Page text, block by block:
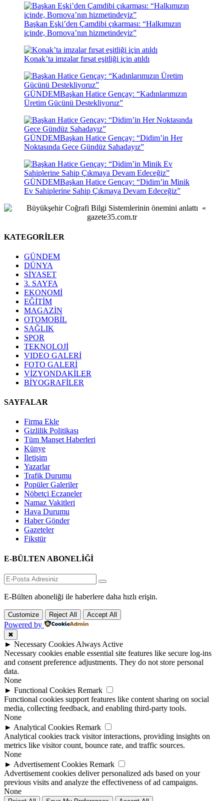
Başkan Eşki’den Çamdibi çıkarması: “Halkımızın
içinde, Bornova’nın hizmetindeyiz”
Konak’ta imzalar fırsat eşitliği için atıldı
GÜNDEMBaşkan Hatice Gençay: “Kadınlarımızın
Üretim Gücünü Destekliyoruz”
GÜNDEMBaşkan Hatice Gençay: “Didim’in Her
Noktasında Gece Gündüz Sahadayız”
GÜNDEMBaşkan Hatice Gençay: “Didim’in Minik
Ev Sahiplerine Sahip Çıkmaya Devam Edeceğiz”
KATEGORİLER
GÜNDEM
DÜNYA
SİYASET
3. SAYFA
EKONOMİ
EĞİTİM
MAGAZİN
OTOMOBİL
SAĞLIK
SPOR
TEKNOLOJİ
VIDEO GALERİ
FOTO GALERİ
VİZYONDAKİLER
BİYOGRAFİLER
SAYFALAR
Firma Ekle
Gizlilik Politikası
Tüm Manşet Haberleri
Künye
İletişim
Yazarlar
Trafik Durumu
Popüler Galeriler
Nöbetçi Eczaneler
Namaz Vakitleri
Hava Durumu
Haber Gönder
Gazeteler
Fikstür
E-BÜLTEN ABONELİĞİ
E-Bülten aboneliği ile haberlere daha hızlı erişin.
Customize Reject All Accept All
Powered by
✖
► Necessary Cookies Always Active
Necessary cookies enable essential site features like secure log-ins
and consent preference adjustments. They do not store personal
data.
None
► Functional Cookies Remark
Functional cookies support features like content sharing on social
media, collecting feedback, and enabling third-party tools.
None
► Analytical Cookies Remark
Analytical cookies track visitor interactions, providing insights on
metrics like visitor count, bounce rate, and traffic sources.
None
► Advertisement Cookies Remark
Advertisement cookies deliver personalized ads based on your
previous visits and analyze the effectiveness of ad campaigns.
None